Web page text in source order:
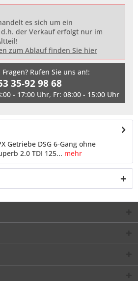
es sich um ein
der Verkauf erfolgt nur im
zum Ablauf finden Sie hier
Rufen Sie uns an!:
35-92 98 68
- 17:00 Uhr, Fr: 08:00 - 15:00 Uhr
Getriebe DSG 6-Gang ohne
2.0 TDI 125... mehr